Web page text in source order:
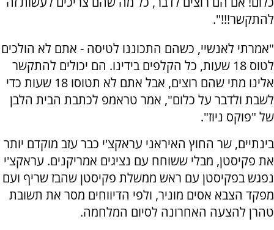
להתקשר!!!".
"אמרתי לאנשיי, כשהם התכוננו לטיסה - אתם לא הולכים
לטוס 18 שעות, כל הקלפים בידינו. הם יכולים להתקשר
אלינו מתי שהם רוצים, אבל אתם לא תטוסו 18 שעות כדי
לשבת ולדבר על כלום", אמר טראמפ לכתבת הבית הלבן
של "פוקס ניוז".
בינתיים, שר החוץ האיראני עראקצ'י כבר עזב מוקדם יותר
את פקיסטן, מבלי ששוחח עם נציגים אמריקנים. עראקצ'י
נפגש בפקיסטן עם ראש ממשלת פקיסטן שהבז שריף ועם
מפקד הצבא אסים מוניר, ולפי הדיווחים מסר את תשובת
טהרן להצעה האחרונה לסיום המלחמה.